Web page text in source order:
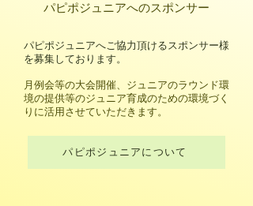
​パピポジュニアへのスポンサー
パピポジュニアへご協力頂けるスポンサー様
を募集しております。
月例会等の大会開催、ジュニアのラウンド環
境の提供等のジュニア育成のための環境づく
りに活用させていただきます。
パピポジュニアについて